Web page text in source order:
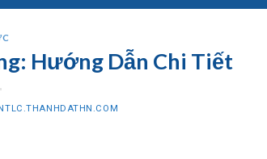
Hướng Dẫn Chi Tiết